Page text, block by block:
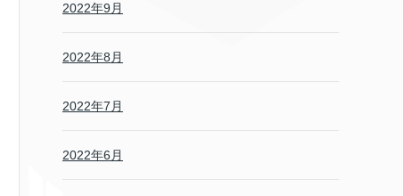
2022年9月
2022年8月
2022年7月
2022年6月